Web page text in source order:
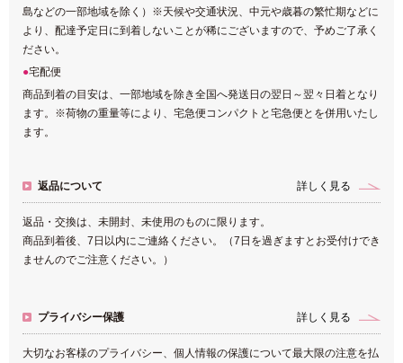
島などの一部地域を除く）※天候や交通状況、中元や歳暮の繁忙期などに
より、配達予定日に到着しないことが稀にございますので、予めご了承く
ださい。
宅配便
商品到着の目安は、一部地域を除き全国へ発送日の翌日～翌々日着となり
ます。※荷物の重量等により、宅急便コンパクトと宅急便とを併用いたし
ます。
返品について 詳しく見る
返品・交換は、未開封、未使用のものに限ります。
商品到着後、7日以内にご連絡ください。（7日を過ぎますとお受付けでき
ませんのでご注意ください。）
プライバシー保護 詳しく見る
大切なお客様のプライバシー、個人情報の保護について最大限の注意を払